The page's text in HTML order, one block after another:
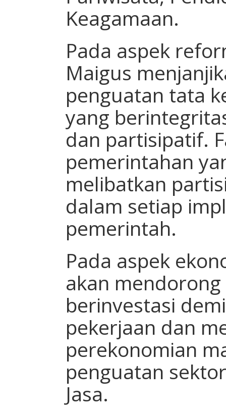
Keagamaan.
Pada aspek
Maigus
penguatan tata
yang
dan partisipatif.
pemerintahan
melibatkan
dalam setiap
pemerintah.
Pada aspek
akan
berinvestasi
pekerjaan dan
perekonomian
penguatan
Jasa.